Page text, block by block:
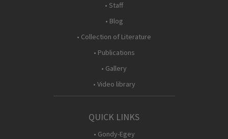
• Staff
• Blog
• Collection of Literature
• Publications
• Gallery
• Video library
QUICK LINKS
• Gondy-Egey